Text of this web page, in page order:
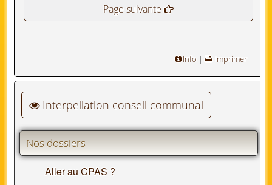
Page suivante
Info | Imprimer|
Interpellation conseil communal
Nos dossiers
Aller au CPAS ?